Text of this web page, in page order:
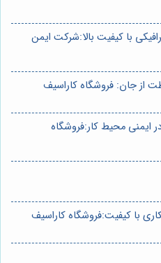
با کیفیت بالا:شرکت ایمن
از جان: فروشگاه کاراسیف
محیط کار:فروشگاه
با کیفیت:فروشگاه کاراسیف